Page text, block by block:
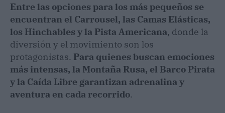
Entre las opciones para los más pequeños se
encuentran el Carrousel, las Camas Elásticas,
los Hinchables y la Pista Americana, donde la
diversión y el movimiento son los
protagonistas. Para quienes buscan emociones
más intensas, la Montaña Rusa, el Barco Pirata
y la Caída Libre garantizan adrenalina y
aventura en cada recorrido.